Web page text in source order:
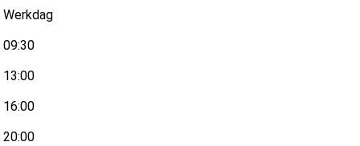
Werkdag
09:30
13:00
16:00
20:00